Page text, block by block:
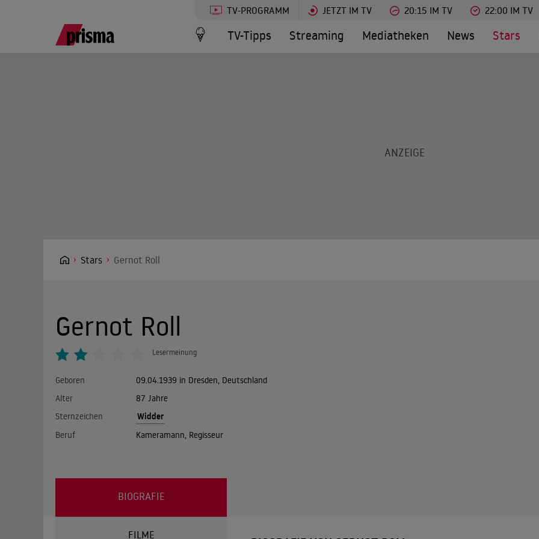
TV-PROGRAMM JETZT IM TV 20:15 IM TV 22:00 IM TV
TV-Tipps Streaming Mediatheken News Stars
Stars Gernot Roll
Gernot Roll
Lesermeinung
Geboren
09.04.1939 in Dresden, Deutschland
Alter
87 Jahre
Sternzeichen
Widder
Beruf Kameramann, Regisseur
BIOGRAFIE
FILME